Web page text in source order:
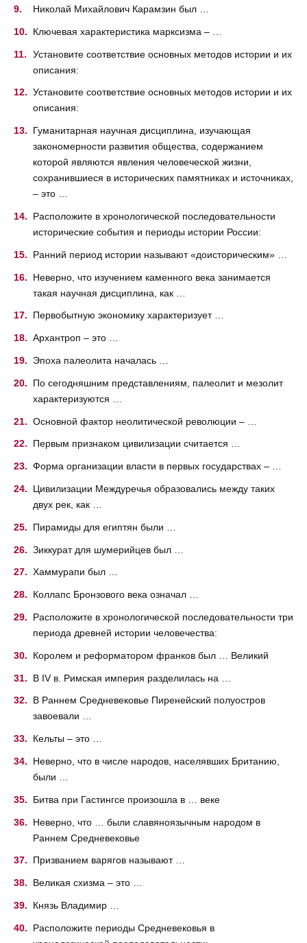
Николай Михайлович Карамзин был …
Ключевая характеристика марксизма – …
Установите соответствие основных методов истории и их
описания:
Установите соответствие основных методов истории и их
описания:
Гуманитарная научная дисциплина, изучающая
закономерности развития общества, содержанием
которой являются явления человеческой жизни,
сохранившиеся в исторических памятниках и источниках,
– это …
Расположите в хронологической последовательности
исторические события и периоды истории России:
Ранний период истории называют «доисторическим» …
Неверно, что изучением каменного века занимается
такая научная дисциплина, как …
Первобытную экономику характеризует …
Архантроп – это …
Эпоха палеолита началась …
По сегодняшним представлениям, палеолит и мезолит
характеризуются …
Основной фактор неолитической революции – …
Первым признаком цивилизации считается …
Форма организации власти в первых государствах – …
Цивилизации Междуречья образовались между таких
двух рек, как …
Пирамиды для египтян были …
Зиккурат для шумерийцев был …
Хаммурапи был …
Коллапс Бронзового века означал …
Расположите в хронологической последовательности три
периода древней истории человечества:
Королем и реформатором франков был … Великий
В IV в. Римская империя разделилась на …
В Раннем Средневековье Пиренейский полуостров
завоевали …
Кельты – это …
Неверно, что в числе народов, населявших Британию,
были …
Битва при Гастингсе произошла в … веке
Неверно, что … были славяноязычным народом в
Раннем Средневековье
Призванием варягов называют …
Великая схизма – это …
Князь Владимир …
Расположите периоды Средневековья в